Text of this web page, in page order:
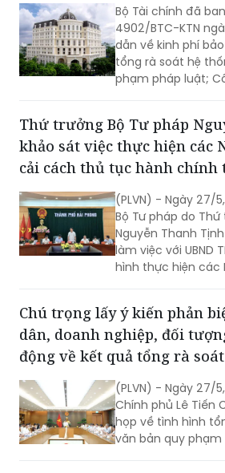
Bộ Tài chính đã
4902/BTC-KTN
dẫn về kinh phí
tổng rà soát hệ
phạm pháp luật; Công văn số
tổng rà soát hệ
phạm pháp luật.
Thứ trưởng Bộ Tư pháp
khảo sát việc thực hiện các
cải cách thủ tục hành chính
(PLVN) - Ngày 27/
Bộ Tư pháp do
Nguyễn Thanh
làm việc với UBND
hình thực hiện các
điều kiện kinh
định pháp luật về
thực hiện TTHC tại
hành chính công
Chú trọng lấy ý kiến phản
dân, doanh nghiệp, đối
động về kết quả tổng rà soát
(PLVN) - Ngày 27/
Chính phủ Lê Tiến
họp về tình hình
văn bản quy phạm